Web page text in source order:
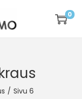
0
/ Sivu 6